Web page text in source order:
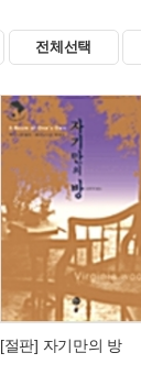
전체선택
[절판] 자기만의 방